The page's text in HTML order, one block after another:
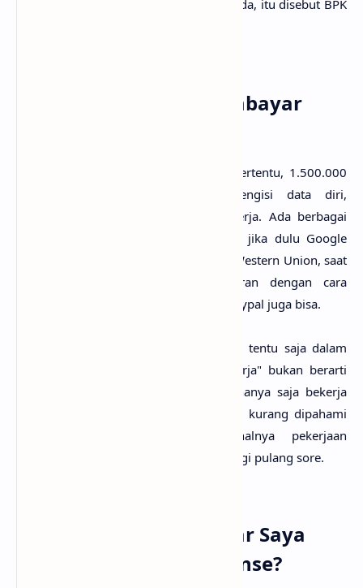
daerah juga memiliki harga yang berbeda, itu disebut BPK
3. Kemana Google Membayar
Setelah pendapatan mencapat target tertentu, 1.500.000
contohnya, kamu hanya perlu mengisi data diri,
selanjutnya biarkan Google yang bekerja. Ada berbagai
metode pembayaran Google Adsense, jika dulu Google
hanya menerima pembayaran melalui Western Union, saat
ini kamu bisa menerima pembayaran dengan cara
ditransfer ke bank, atau melalui akun paypal juga bisa.
Itulah sedikit tentang Google Adsense, tentu saja dalam
hal ini yang saya maksud "tidak bekerja" bukan berarti
tidak memiliki aktivitas sama sekali, hanya saja bekerja
adalah sesuatu yang kurang dipahami
oleh khalayak umum, seperti halnya pekerjaan
konvesional dimana kamu berangkat pagi pulang sore.
4. Lalu, Bagaimana Agar Saya
Bisa Kaya Melalui Adsense?